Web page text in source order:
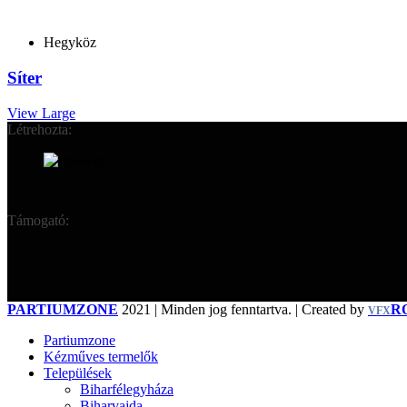
Hegyköz
Síter
View Large
Létrehozta:
Támogató:
PARTIUMZONE 2021 | Minden jog fenntartva. | Created by VFX
Partiumzone
Kézműves termelők
Települések
Biharfélegyháza